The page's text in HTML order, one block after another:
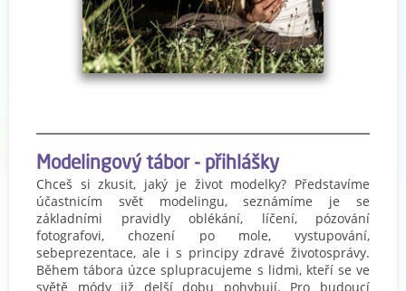
Modelingový tábor - přihlášky
Chceš si zkusit, jaký je život modelky? Představíme
účastnicím svět modelingu, seznámíme je se
základními pravidly oblékání, líčení, pózování
fotografovi, chození po mole, vystupování,
sebeprezentace, ale i s principy zdravé životosprávy.
Během tábora úzce splupracujeme s lidmi, kteří se ve
světě módy již delší dobu pohybují. Pro budoucí